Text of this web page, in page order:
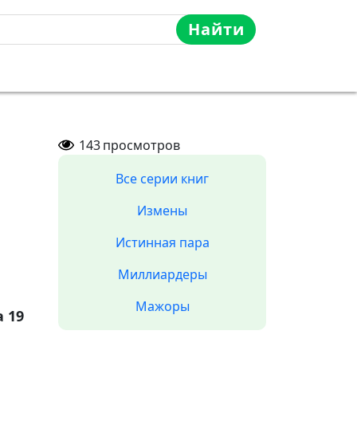
Найти
19
143просмотров
Все серии книг
Измены
Истинная пара
Миллиардеры
Мажоры